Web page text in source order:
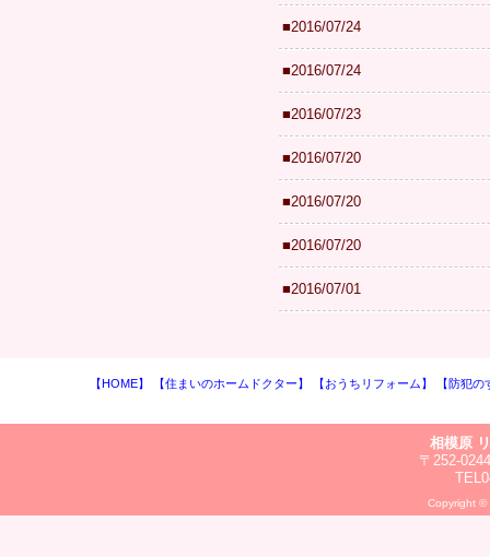
■2016/07/24
■2016/07/24
■2016/07/23
■2016/07/20
■2016/07/20
■2016/07/20
■2016/07/01
【HOME】 【住まいのホームドクター】 【おうちリフォーム】 【防犯
相模原
〒252-
Copyright ©